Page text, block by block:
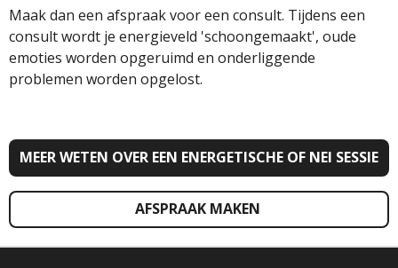
Maak dan een afspraak voor een consult. Tijdens een
consult wordt je energieveld 'schoongemaakt', oude
emoties worden opgeruimd en onderliggende
problemen worden opgelost.
MEER WETEN OVER EEN ENERGETISCHE OF NEI SESSIE
AFSPRAAK MAKEN